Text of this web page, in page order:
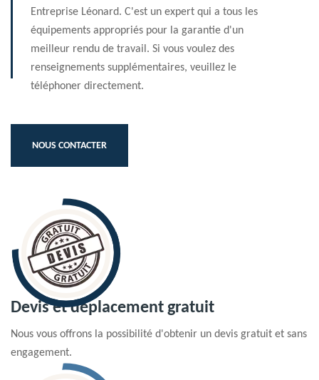
Entreprise Léonard. C'est un expert qui a tous les
équipements appropriés pour la garantie d'un
meilleur rendu de travail. Si vous voulez des
renseignements supplémentaires, veuillez le
téléphoner directement.
NOUS CONTACTER
Devis et déplacement gratuit
Nous vous offrons la possibilité d'obtenir un devis gratuit et sans
engagement.